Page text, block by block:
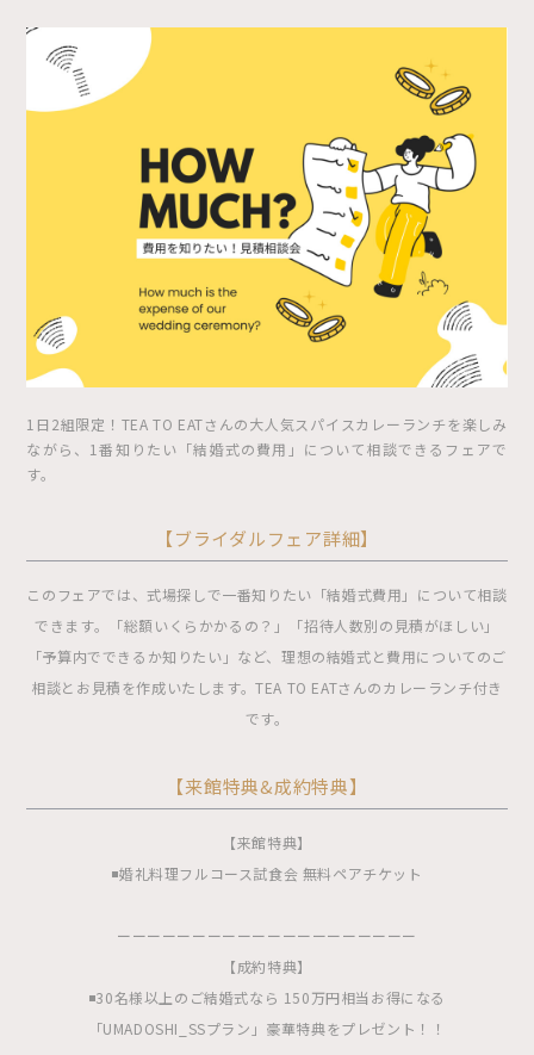
1日2組限定！TEA TO EATさんの大人気スパイスカレーランチを楽しみ
ながら、1番知りたい「結婚式の費用」について相談できるフェアで
す。
【ブライダルフェア詳細】
このフェアでは、式場探しで一番知りたい「結婚式費用」について相談
できます。「総額いくらかかるの？」「招待人数別の見積がほしい」
「予算内でできるか知りたい」など、理想の結婚式と費用についてのご
相談とお見積を作成いたします。TEA TO EATさんのカレーランチ付き
です。
【来館特典&成約特典】
【来館特典】
◾️婚礼料理フルコース試食会 無料ペアチケット
ーーーーーーーーーーーーーーーーーーーー
【成約特典】
◾️30名様以上のご結婚式なら 150万円相当お得になる
「UMADOSHI_SSプラン」豪華特典をプレゼント！！